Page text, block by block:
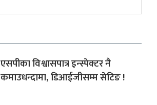
एसपीका विश्वासपात्र इन्स्पेक्टर नै
कमाउधन्दामा, डिआईजीसम्म सेटिङ !